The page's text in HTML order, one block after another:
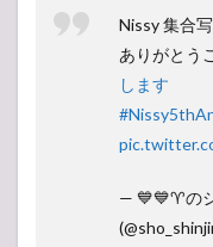
Nissy 集合
ありがとう
します
— 💙💙♈︎の